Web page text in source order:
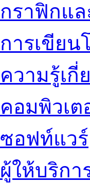
กราฟิกแ
การเขียน
ความรู้เกี่
คอมพิวเต
ซอฟท์แวร์
ผู้ให้บริกา